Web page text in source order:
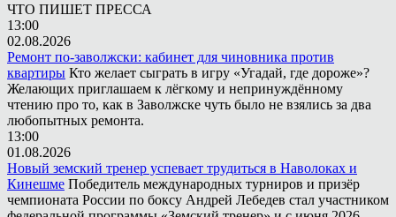
ЧТО ПИШЕТ ПРЕССА
13:00
02.08.2026
Ремонт по-заволжски: кабинет для чиновника против
квартиры Кто желает сыграть в игру «Угадай, где дороже»?
Желающих приглашаем к лёгкому и непринуждённому
чтению про то, как в Заволжске чуть было не взялись за два
любопытных ремонта.
13:00
01.08.2026
Новый земский тренер успевает трудиться в Наволоках и
Кинешме Победитель международных турниров и призёр
чемпионата России по боксу Андрей Лебедев стал участником